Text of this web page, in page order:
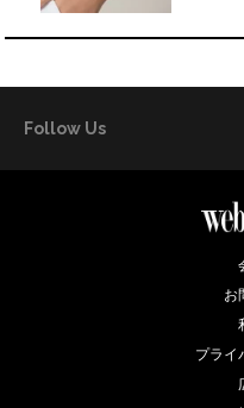
Follow Us
お
プライ